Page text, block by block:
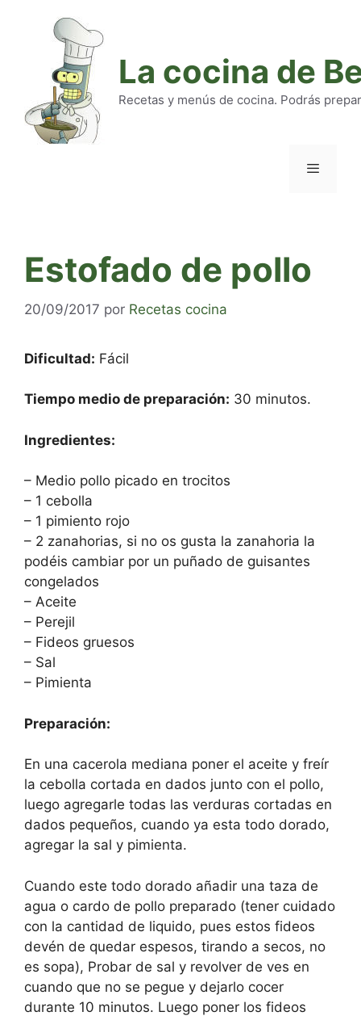
La cocina de
Recetas y menús de cocina. Podrás
Estofado de pollo
20/09/2017 por Recetas cocina
Dificultad: Fácil
Tiempo medio de preparación: 30 minutos.
Ingredientes:
– Medio pollo picado en trocitos
– 1 cebolla
– 1 pimiento rojo
– 2 zanahorias, si no os gusta la zanahoria la
podéis cambiar por un puñado de guisantes
congelados
– Aceite
– Perejil
– Fideos gruesos
– Sal
– Pimienta
Preparación:
En una cacerola mediana poner el aceite y freír
la cebolla cortada en dados junto con el pollo,
luego agregarle todas las verduras cortadas en
dados pequeños, cuando ya esta todo dorado,
agregar la sal y pimienta.
Cuando este todo dorado añadir una taza de
agua o cardo de pollo preparado (tener cuidado
con la cantidad de liquido, pues estos fideos
devén de quedar espesos, tirando a secos, no
es sopa), Probar de sal y revolver de ves en
cuando que no se pegue y dejarlo cocer
durante 10 minutos. Luego poner los fideos